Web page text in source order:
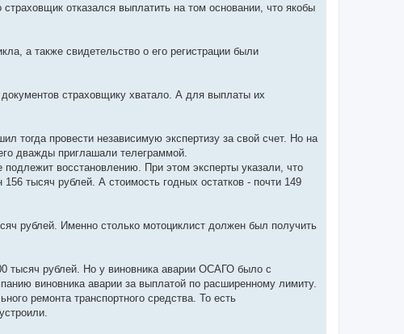
отказался выплатить на том основании, что якобы
а также свидетельство о его регистрации были
страховщику хватало. А для выплаты их
тогда провести независимую экспертизу за свой счет. Но на
дважды приглашали телеграммой.
восстановлению. При этом эксперты указали, что
тысяч рублей. А стоимость годных остатков - почти 149
рублей. Именно столько мотоциклист должен был получить
тысяч рублей. Но у виновника аварии ОСАГО было с
виновника аварии за выплатой по расширенному лимиту.
ремонта транспортного средства. То есть